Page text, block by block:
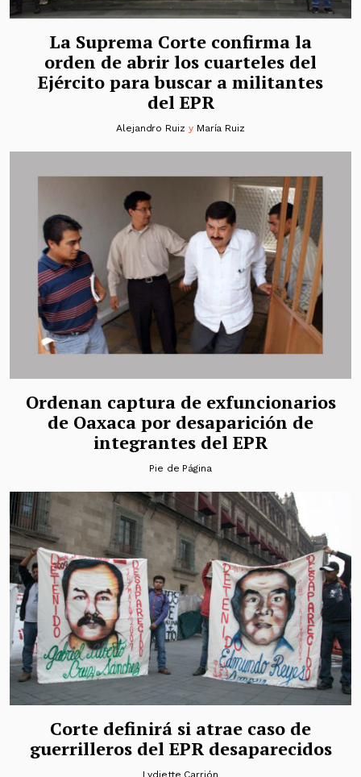
La Suprema Corte confirma la
orden de abrir los cuarteles del
Ejército para buscar a militantes
del EPR
Alejandro Ruiz y María Ruiz
Ordenan captura de exfuncionarios
de Oaxaca por desaparición de
integrantes del EPR
Pie de Página
Corte definirá si atrae caso de
guerrilleros del EPR desaparecidos